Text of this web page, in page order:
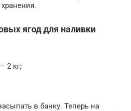
ягод для наливки
2 кг;
в банку. Теперь на